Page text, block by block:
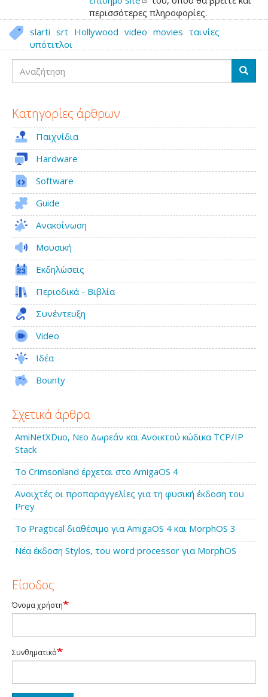
περισσότερες πληροφορίες.
slarti srt Hollywood video movies ταινίες
υπότιτλοι
Αναζήτηση
Κατηγορίες άρθρων
Παιχνίδια
Hardware
Software
Guide
Ανακοίνωση
Μουσική
Εκδηλώσεις
Περιοδικά - Βιβλία
Συνέντευξη
Video
Ιδέα
Bounty
Σχετικά άρθρα
AmiNetXDuo, Νεο Δωρεάν και Ανοικτού κώδικα TCP/IP
Stack
Το Crimsonland έρχεται στο AmigaOS 4
Ανοιχτές οι προπαραγγελίες για τη φυσική έκδοση του
Prey
Το Pragtical διαθέσιμο για AmigaOS 4 και MorphOS 3
Νέα έκδοση Stylos, του word processor για MorphOS
Είσοδος
Όνομα χρήστη
Συνθηματικό